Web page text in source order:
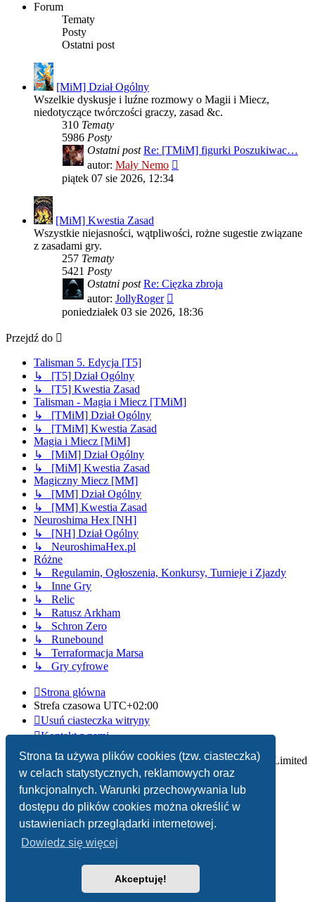
Strona ta używa plików cookies (tzw. ciasteczka)
w celach statystycznych, reklamowych oraz
funkcjonalnych. Warunki przechowywania lub
dostępu do plików cookies można określić w
ustawieniach przeglądarki internetowej.
Dowiedz się więcej
Akceptuję!
Forum
Tematy
Posty
Ostatni post
[MiM] Dział Ogólny
Wszelkie dyskusje i luźne rozmowy o Magii i Miecz,
niedotyczące twórczości graczy, zasad &c.
310 Tematy
5986 Posty
Ostatni post Re: [TMiM] figurki Poszukiwac…
autor: Mały Nemo
piątek 07 sie 2026, 12:34
[MiM] Kwestia Zasad
Wszystkie niejasności, wątpliwości, rożne sugestie związane
z zasadami gry.
257 Tematy
5421 Posty
Ostatni post Re: Cięzka zbroja
autor: JollyRoger
najnowszy
post
poniedziałek 03 sie 2026, 18:36
Przejdź do
Talisman 5. Edycja [T5]
↳ [T5] Dział Ogólny
↳ [T5] Kwestia Zasad
Talisman - Magia i Miecz [TMiM]
↳ [TMiM] Dział Ogólny
↳ [TMiM] Kwestia Zasad
Magia i Miecz [MiM]
↳ [MiM] Dział Ogólny
↳ [MiM] Kwestia Zasad
Magiczny Miecz [MM]
↳ [MM] Dział Ogólny
↳ [MM] Kwestia Zasad
Neuroshima Hex [NH]
↳ [NH] Dział Ogólny
↳ NeuroshimaHex.pl
Różne
↳ Regulamin, Ogłoszenia, Konkursy, Turnieje i Zjazdy
↳ Inne Gry
↳ Relic
↳ Ratusz Arkham
↳ Schron Zero
↳ Runebound
↳ Terraformacja Marsa
↳ Gry cyfrowe
Strona główna
Strefa czasowa UTC+02:00
Usuń ciasteczka witryny
Kontakt z nami
Technologię dostarczaphpBB® Forum Software © phpBB Limited
Polski pakiet językowy dostarczaphpBB.pl
Zasady ochrony danych osobowych |Regulamin